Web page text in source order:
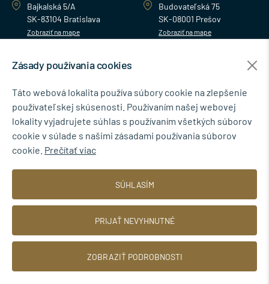
Bajkalská 5/A
SK-83104 Bratislava
Zobraziť na mape
Budovateľská 75
SK-08001 Prešov
Zobraziť na mape
NEWSLETTER
Zásady ochrany osobných údajov
© 2026 TINBYT s.r.o.
Web dizajn: MARLOW DESIGN
Zásady používania cookies
Táto webová lokalita používa súbory cookie na zlepšenie
používateľskej skúsenosti. Používaním našej webovej
lokality vyjadrujete súhlas s používaním všetkých súborov
cookie v súlade s našimi zásadami používania súborov
cookie. Prečítať viac
SÚHLASÍM
PRIJAŤ NEVYHNUTNÉ
ZOBRAZIŤ PODROBNOSTI